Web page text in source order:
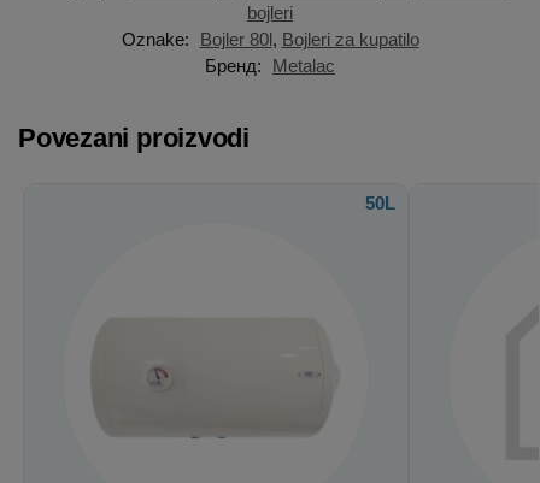
bojleri
Oznake:
Bojler 80l, Bojleri za kupatilo
Бренд:
Metalac
Povezani proizvodi
50L